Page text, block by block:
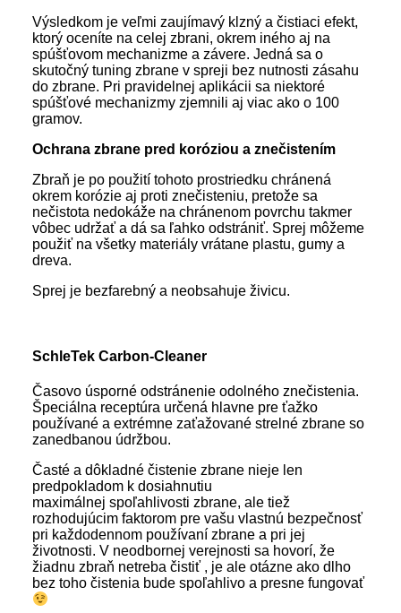
Výsledkom je veľmi zaujímavý klzný a čistiaci efekt,
ktorý oceníte na celej zbrani, okrem iného aj na
spúšťovom mechanizme a závere. Jedná sa o
skutočný tuning zbrane v spreji bez nutnosti zásahu
do zbrane. Pri pravidelnej aplikácii sa niektoré
spúšťové mechanizmy zjemnili aj viac ako o 100
gramov.
Ochrana zbrane pred koróziou a znečistením
Zbraň je po použití tohoto prostriedku chránená
okrem korózie aj proti znečisteniu, pretože sa
nečistota nedokáže na chránenom povrchu takmer
vôbec udržať a dá sa ľahko odstrániť. Sprej môžeme
použiť na všetky materiály vrátane plastu, gumy a
dreva.
Sprej je bezfarebný a neobsahuje živicu.
SchleTek Carbon-Cleaner
Časovo úsporné odstránenie odolného znečistenia.
Špeciálna receptúra určená hlavne pre ťažko
používané a extrémne zaťažované strelné zbrane so
zanedbanou údržbou.
Časté a dôkladné čistenie zbrane nieje len
predpokladom k dosiahnutiu
maximálnej spoľahlivosti zbrane, ale tiež
rozhodujúcim faktorom pre vašu vlastnú bezpečnosť
pri každodennom používaní zbrane a pri jej
životnosti. V neodbornej verejnosti sa hovorí, že
žiadnu zbraň netreba čistiť , je ale otázne ako dlho
bez toho čistenia bude spoľahlivo a presne fungovať